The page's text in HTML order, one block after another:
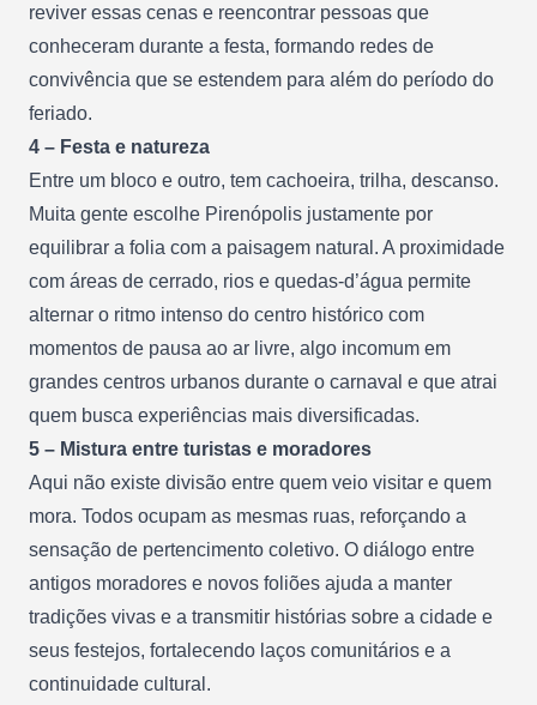
reviver essas cenas e reencontrar pessoas que
conheceram durante a festa, formando redes de
convivência que se estendem para além do período do
feriado.
4 – Festa e natureza
Entre um bloco e outro, tem cachoeira, trilha, descanso.
Muita gente escolhe Pirenópolis justamente por
equilibrar a folia com a paisagem natural. A proximidade
com áreas de cerrado, rios e quedas-d’água permite
alternar o ritmo intenso do centro histórico com
momentos de pausa ao ar livre, algo incomum em
grandes centros urbanos durante o carnaval e que atrai
quem busca experiências mais diversificadas.
5 – Mistura entre turistas e moradores
Aqui não existe divisão entre quem veio visitar e quem
mora. Todos ocupam as mesmas ruas, reforçando a
sensação de pertencimento coletivo. O diálogo entre
antigos moradores e novos foliões ajuda a manter
tradições vivas e a transmitir histórias sobre a cidade e
seus festejos, fortalecendo laços comunitários e a
continuidade cultural.